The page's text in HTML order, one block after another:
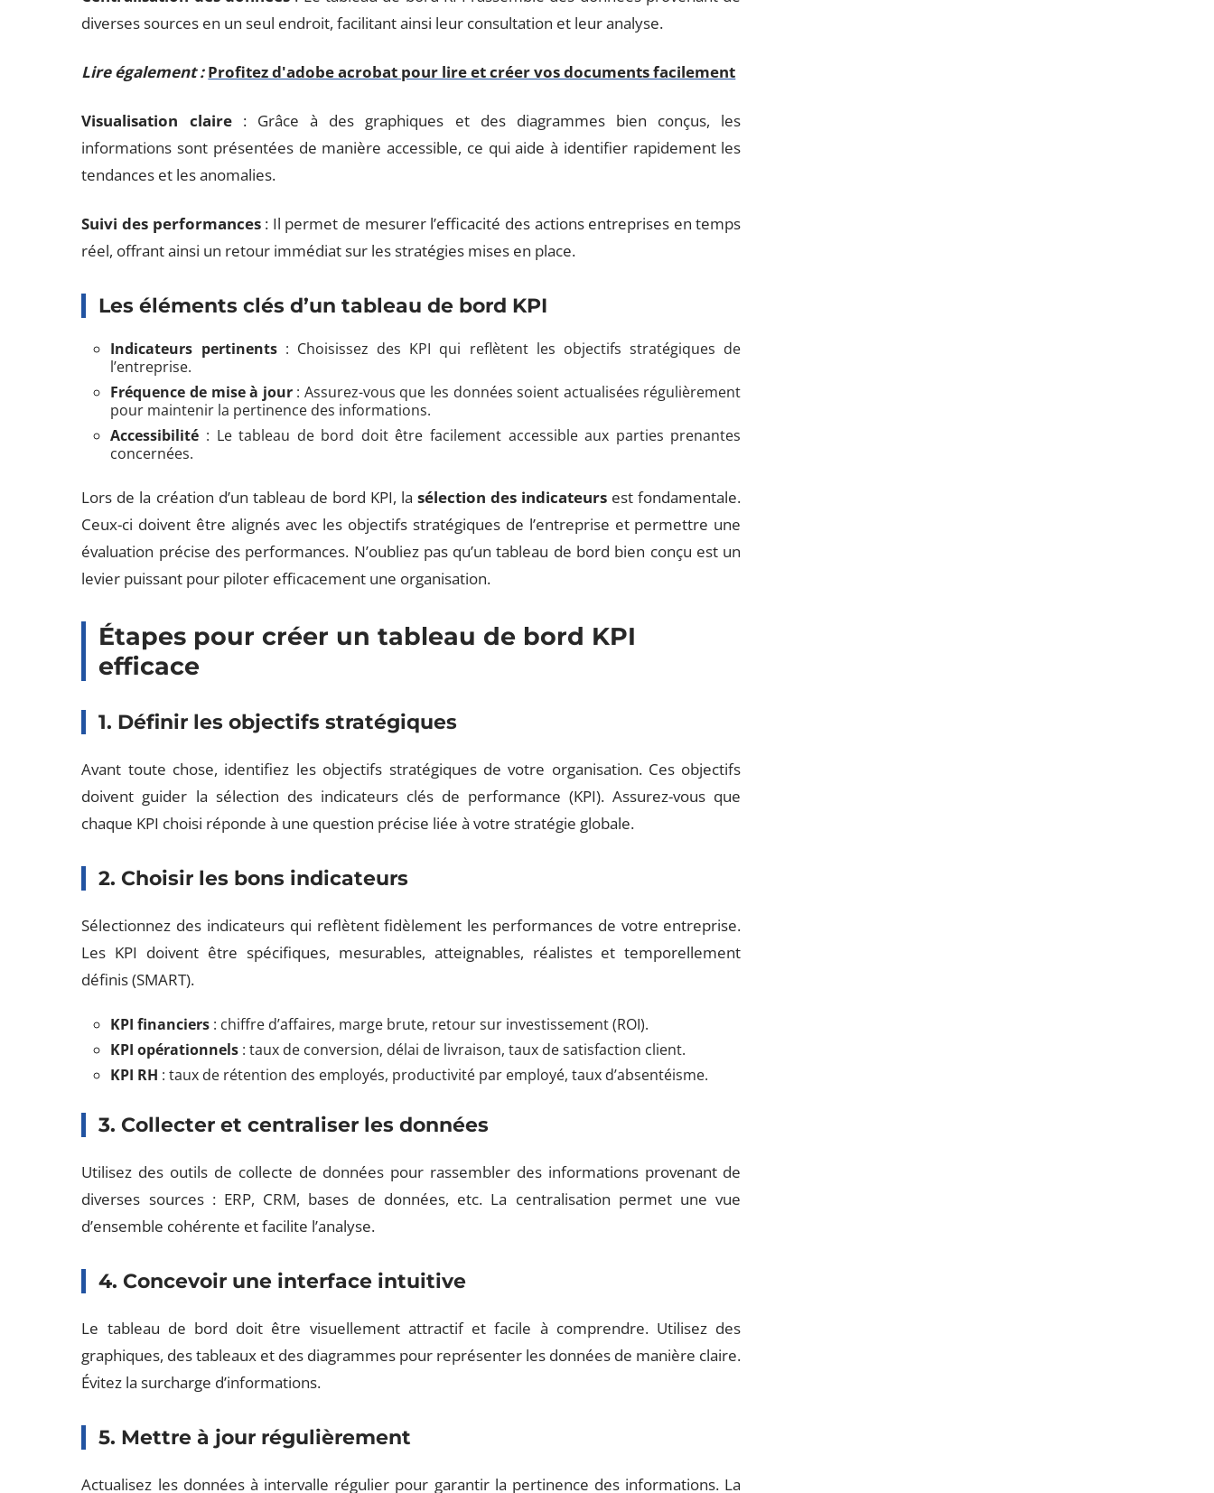
diverses sources en un seul endroit, facilitant ainsi leur consultation et leur analyse.
Lire également : Profitez d'adobe acrobat pour lire et créer vos documents facilement
Visualisation claire: Grâce à des graphiques et des diagrammes bien conçus, les
informations sont présentées de manière accessible, ce qui aide à identifier rapidement les
tendances et les anomalies.
Suivi des performances: Il permet de mesurer l’efficacité des actions entreprises en temps
réel, offrant ainsi un retour immédiat sur les stratégies mises en place.
Les éléments clés d’un tableau de bord KPI
Indicateurs pertinents: Choisissez des KPI qui reflètent les objectifs stratégiques de
l’entreprise.
Fréquence de mise à jour: Assurez-vous que les données soient actualisées régulièrement
pour maintenir la pertinence des informations.
Accessibilité : Le tableau de bord doit être facilement accessible aux parties prenantes
concernées.
Lors de la création d’un tableau de bord KPI, lasélection des indicateurs est fondamentale.
Ceux-ci doivent être alignés avec les objectifs stratégiques de l’entreprise et permettre une
évaluation précise des performances. N’oubliez pas qu’un tableau de bord bien conçu est un
levier puissant pour piloter efficacement une organisation.
Étapes pour créer un tableau de bord KPI
efficace
1. Définir les objectifs stratégiques
Avant toute chose, identifiez les objectifs stratégiques de votre organisation. Ces objectifs
doivent guider la sélection des indicateurs clés de performance (KPI). Assurez-vous que
chaque KPI choisi réponde à une question précise liée à votre stratégie globale.
2. Choisir les bons indicateurs
Sélectionnez des indicateurs qui reflètent fidèlement les performances de votre entreprise.
Les KPI doivent être spécifiques, mesurables, atteignables, réalistes et temporellement
définis (SMART).
KPI financiers : chiffre d’affaires, marge brute, retour sur investissement (ROI).
KPI opérationnels : taux de conversion, délai de livraison, taux de satisfaction client.
KPI RH : taux de rétention des employés, productivité par employé, taux d’absentéisme.
3. Collecter et centraliser les données
Utilisez des outils de collecte de données pour rassembler des informations provenant de
diverses sources : ERP, CRM, bases de données, etc. La centralisation permet une vue
d’ensemble cohérente et facilite l’analyse.
4. Concevoir une interface intuitive
Le tableau de bord doit être visuellement attractif et facile à comprendre. Utilisez des
graphiques, des tableaux et des diagrammes pour représenter les données de manière claire.
Évitez la surcharge d’informations.
5. Mettre à jour régulièrement
Actualisez les données à intervalle régulier pour garantir la pertinence des informations. La